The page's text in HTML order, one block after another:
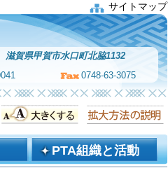
サイトマップ
滋賀県甲賀市水口町北脇1132
0748-63-3075
PTA組織と活動